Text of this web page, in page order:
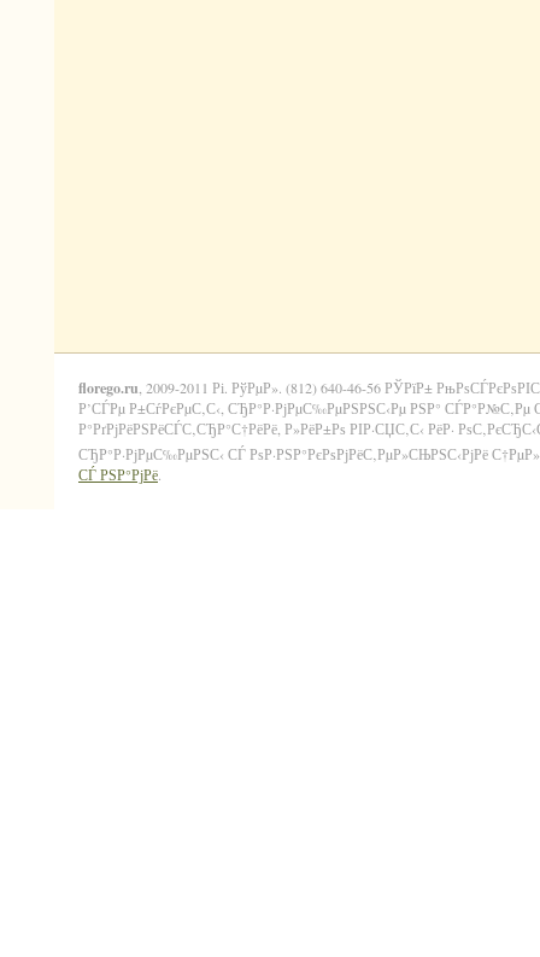
florego.ru , 2009-2011 Рі. РўРµР». (812) 640-46-56 РЎРїР±
Р’СЃРµ Р±СѓРєРµС‚С‹, СЂР°Р·РјРµС‰РµРЅРЅС‹Рµ РЅР°
Р°РґРјРёРЅРёСЃС‚СЂР°С†РёРё, Р»РёР±Рѕ РІР·СЏС‚С‹ РёР·
СЂР°Р·РјРµС‰РµРЅС‹ СЃ РѕР·РЅР°РєРѕРјРёС‚РµР»СЊРЅС‹РјРё
СЃ РЅР°РјРё